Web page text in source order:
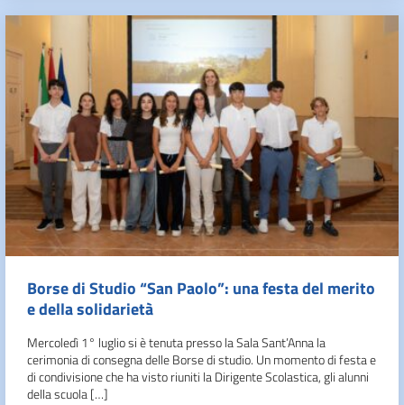
Borse di Studio “San Paolo”: una festa del merito
e della solidarietà
Mercoledì 1° luglio si è tenuta presso la Sala Sant’Anna la
cerimonia di consegna delle Borse di studio. Un momento di festa e
di condivisione che ha visto riuniti la Dirigente Scolastica, gli alunni
della scuola […]